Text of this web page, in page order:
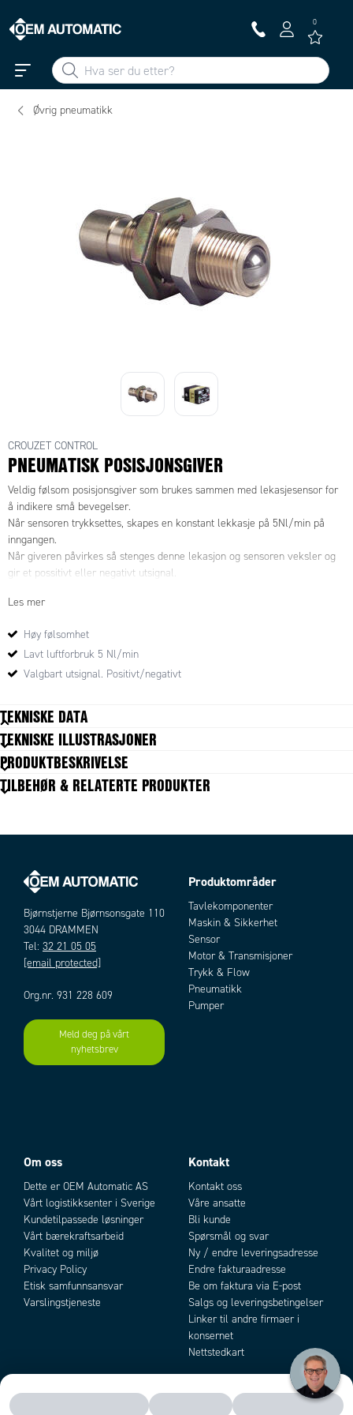
0
Øvrig pneumatikk
CROUZET CONTROL
PNEUMATISK POSISJONSGIVER
Veldig følsom posisjonsgiver som brukes sammen med lekasjesensor for
å indikere små bevegelser.
Når sensoren trykksettes, skapes en konstant lekkasje på 5Nl/min på
inngangen.
Når giveren påvirkes så stenges denne lekasjon og sensoren veksler og
gir et possitivt eller negativt utsignal.
Les mer
Høy følsomhet
Lavt luftforbruk 5 Nl/min
Valgbart utsignal. Positivt/negativt
TEKNISKE DATA
Temperaturområde fra
Temperaturområde til 70 °C
TEKNISKE ILLUSTRASJONER
PRODUKTBESKRIVELSE
TILBEHØR & RELATERTE PRODUKTER
Add to existing cart row
Bjørnstjerne Bjørnsonsgate 110
3044 DRAMMEN
Tel: 32 21 05 05
[email protected]
Org.nr. 931 228 609
Meld deg på vårt
nyhetsbrev
Produktområder
Tavlekomponenter
Maskin & Sikkerhet
Sensor
Motor & Transmisjoner
Trykk & Flow
Pneumatikk
Pumper
Om oss
Dette er OEM Automatic AS
Vårt logistikksenter i Sverige
Kundetilpassede løsninger
Vårt bærekraftsarbeid
Kvalitet og miljø
Privacy Policy
Etisk samfunnsansvar
Varslingstjeneste
Kontakt
Kontakt oss
Våre ansatte
Bli kunde
Spørsmål og svar
Ny / endre leveringsadresse
Endre fakturaadresse
Be om faktura via E-post
Salgs og leveringsbetingelser
Linker til andre firmaer i
konsernet
Nettstedkart